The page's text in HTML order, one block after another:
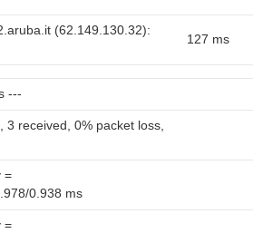
(62.149.130.32):
127 ms
---
3 received, 0% packet loss,
=
0.938 ms
=